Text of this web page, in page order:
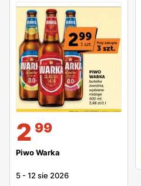
2 99
Piwo Warka
5 -12 sie 2026